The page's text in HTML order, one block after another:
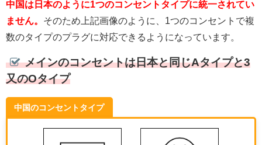
中国は日本のように1つのコンセントタイプに統一されてい
ません。 そのため上記画像のように、1つのコンセントで複
数のタイプのプラグに対応できるようになっています。
メインのコンセントは日本と同じAタイプと3
又のOタイプ
中国のコンセントタイプ